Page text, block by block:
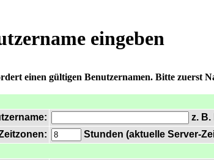
eingeben
einen gültigen Benutzernamen. Bitte zuerst
z. B.
Stunden (aktuelle Server-